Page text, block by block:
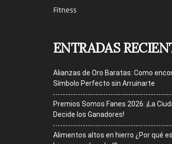
Fitness
ENTRADAS
Alianzas de Oro Baratas: Como
Símbolo Perfecto sin Arruinarte
Premios Somos Fanes 2026: ¡La
Decide los Ganadores!
Alimentos altos en hierro ¿Por qué